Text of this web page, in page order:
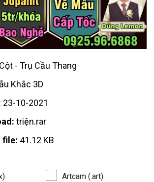
Cột - Trụ Cầu Thang
Khắc 3D
23-10-2021
triện.rar
file: 41.12 KB
Artcam (.art)